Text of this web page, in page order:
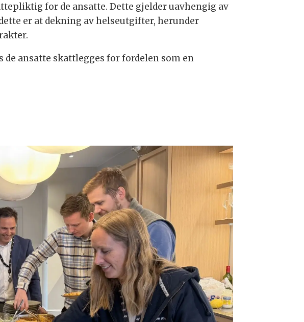
for de ansatte. Dette gjelder uavhengig av
er at dekning av helseutgifter, herunder
ansatte skattlegges for fordelen som en